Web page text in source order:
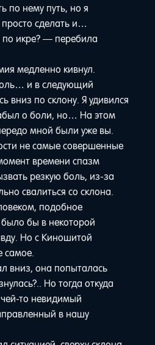
по нему путь, но я
просто сделать и…
икре? — перебила
медленно кивнул.
и в следующий
вниз по склону. Я удивился
о боли, но… На этом
мной были уже вы.
не самые совершенные
времени спазм
резкую боль, из-за
свалиться со склона.
подобное
бы в некоторой
Но с Киношитой
самое.
вниз, она попыталась
Но тогда откуда
то невидимый
в нашу